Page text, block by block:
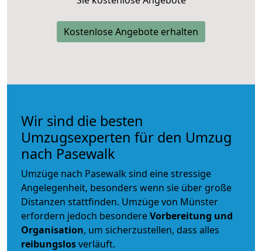
Kostenlose Angebote erhalten
Wir sind die besten
Umzugsexperten für den Umzug
nach Pasewalk
Umzüge nach Pasewalk sind eine stressige
Angelegenheit, besonders wenn sie über große
Distanzen stattfinden. Umzüge von Münster
erfordern jedoch besondereVorbereitung und
Organisation, um sicherzustellen, dass alles
reibungslosverläuft.